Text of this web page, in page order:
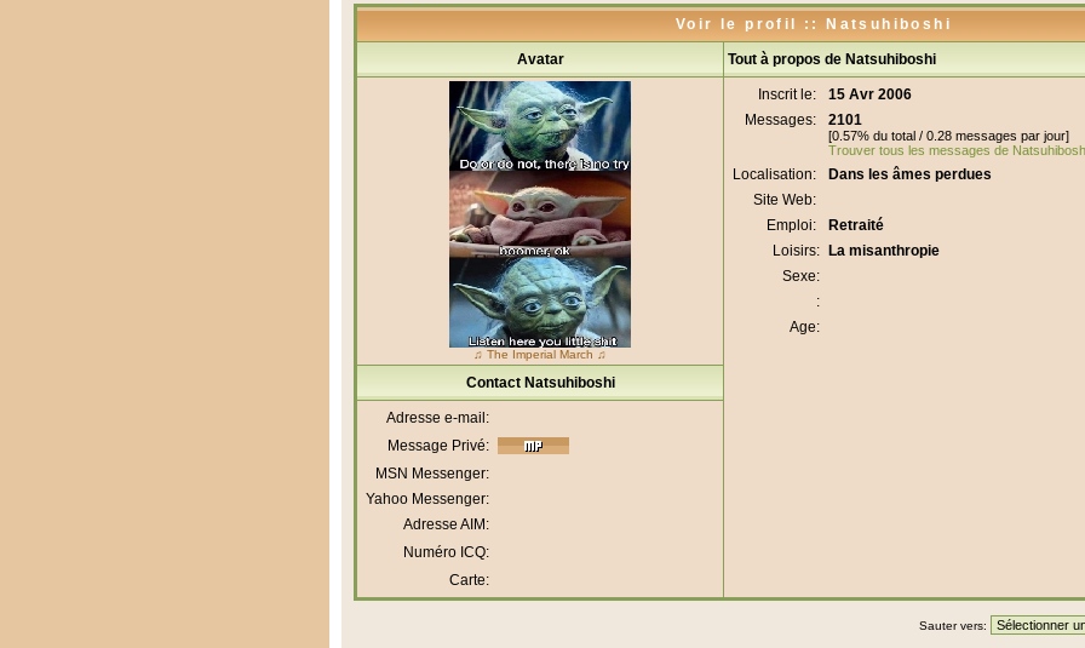
Voir le profil :: Natsuhiboshi
Avatar Tout à propos de Natsuhiboshi
♫ The Imperial March ♫
Inscrit le:
15 Avr 2006
Messages:
2101
[0.57% du total / 0.28 messages par jour]
Trouver tous les messages de
Localisation:
Dans les âmes perdues
Site Web:
Emploi:
Retraité
Loisirs:
La misanthropie
Sexe:
:
Age:
Contact Natsuhiboshi
Adresse e-mail:
Message Privé:
MSN Messenger:
Yahoo Messenger:
Adresse AIM:
Numéro ICQ:
Carte:
Sauter vers: